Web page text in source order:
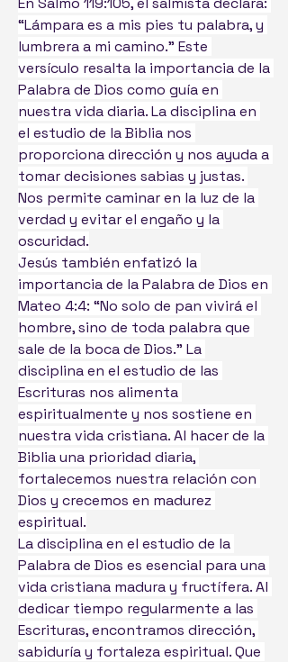
“Lámpara es a mis pies tu palabra, y
lumbrera a mi camino.” Este
versículo resalta la importancia de la
Palabra de Dios como guía en
nuestra vida diaria. La disciplina en
el estudio de la Biblia nos
proporciona dirección y nos ayuda a
tomar decisiones sabias y justas.
Nos permite caminar en la luz de la
verdad y evitar el engaño y la
oscuridad.
Jesús también enfatizó la
importancia de la Palabra de Dios en
Mateo 4:4: “No solo de pan vivirá el
hombre, sino de toda palabra que
sale de la boca de Dios.” La
disciplina en el estudio de las
Escrituras nos alimenta
espiritualmente y nos sostiene en
nuestra vida cristiana. Al hacer de la
Biblia una prioridad diaria,
fortalecemos nuestra relación con
Dios y crecemos en madurez
espiritual.
La disciplina en el estudio de la
Palabra de Dios es esencial para una
vida cristiana madura y fructífera. Al
dedicar tiempo regularmente a las
Escrituras, encontramos dirección,
sabiduría y fortaleza espiritual. Que